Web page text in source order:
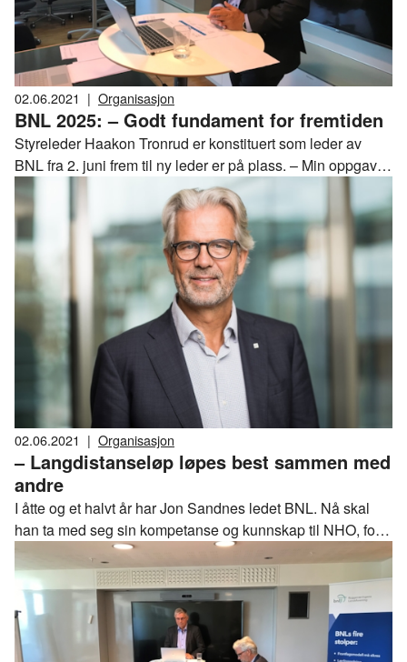
02.06.2021 | Organisasjon
BNL 2025: – Godt fundament for fremtiden
Styreleder Haakon Tronrud er konstituert som leder av
BNL fra 2. juni frem til ny leder er på plass. – Min oppgave
er å sørge for stø kurs for BNL-skuta fremover, og at BNL
forblir relevant for medlemmene og omgivelsene.
02.06.2021 | Organisasjon
– Langdistanseløp løpes best sammen med
andre
I åtte og et halvt år har Jon Sandnes ledet BNL. Nå skal
han ta med seg sin kompetanse og kunnskap til NHO, for å
lede et prosjekt på lønn og tariff. – Det er helt klart vemodig
å forlate BNL-skuta, samtidig forlater jeg en organisasjon
og næring som jeg alltid har vært stolt av og som har gitt
meg mye energi, sier Jon Sandnes.